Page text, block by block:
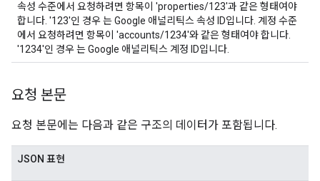
속성 수준에서 요청하려면 항목이 'properties/123'과 같은 형태여야
합니다. '123'인 경우 는 Google 애널리틱스 속성 ID입니다. 계정 수준
에서 요청하려면 항목이 'accounts/1234'와 같은 형태여야 합니다.
'1234'인 경우 는 Google 애널리틱스 계정 ID입니다.
요청 본문
요청 본문에는 다음과 같은 구조의 데이터가 포함됩니다.
JSON 표현